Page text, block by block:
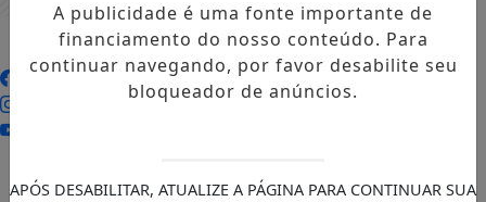
A publicidade é uma fonte importante de
financiamento do nosso conteúdo. Para
continuar navegando, por favor desabilite seu
bloqueador de anúncios.
APÓS DESABILITAR, ATUALIZE A PÁGINA PARA CONTINUAR SUA